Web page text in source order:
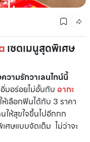
เซตเมนูสุดพิเศษ
วามรักวาเลนไทน์นี้
มอร่อยไม่อั้นกับอากะ
ให้เลือกฟินได้กับ 3 ราคา
ห้สุขใจขึ้นไปอีกกก
ศษแบบจัดเต็ม ไม่ว่าจะ